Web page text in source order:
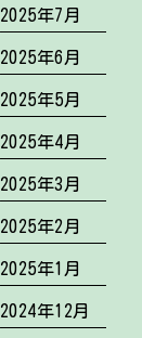
2025年7月
2025年6月
2025年5月
2025年4月
2025年3月
2025年2月
2025年1月
2024年12月